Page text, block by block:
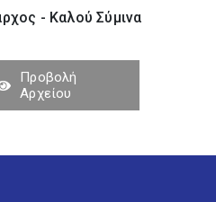
- Καλού Σύµινα
Προβολή
Αρχείου